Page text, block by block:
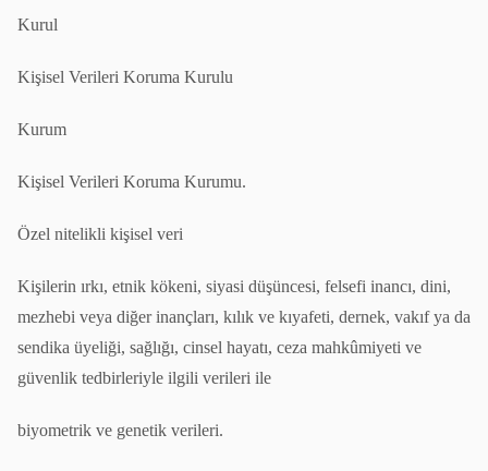
Kurul
Kişisel Verileri Koruma Kurulu
Kurum
Kişisel Verileri Koruma Kurumu.
Özel nitelikli kişisel veri
Kişilerin ırkı, etnik kökeni, siyasi düşüncesi, felsefi inancı, dini,
mezhebi veya diğer inançları, kılık ve kıyafeti, dernek, vakıf ya da
sendika üyeliği, sağlığı, cinsel hayatı, ceza mahkûmiyeti ve
güvenlik tedbirleriyle ilgili verileri ile
biyometrik ve genetik verileri.